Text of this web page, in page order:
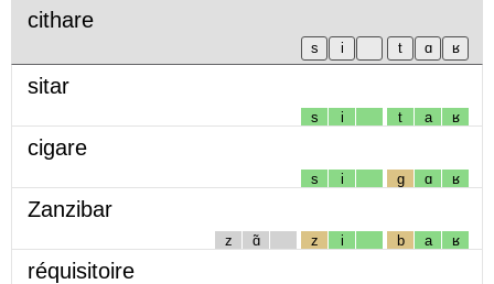
cithare
sitar
s i t a ʁ
cigare
s i g ɑ ʁ
Zanzibar
z ɑ̃ z i b a ʁ
réquisitoire